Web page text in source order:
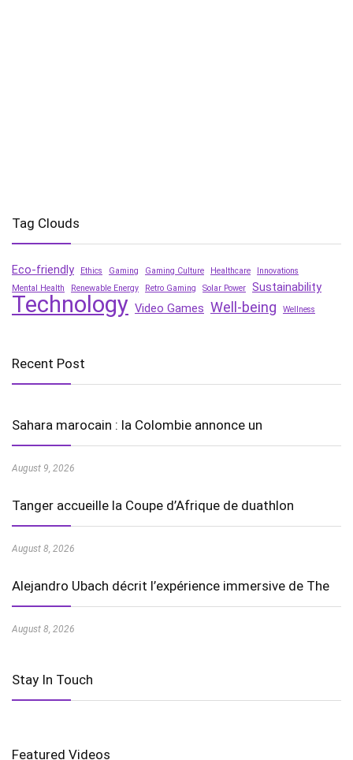
Tag Clouds
Eco-friendly Ethics Gaming Gaming Culture Healthcare
Innovations
Mental Health
Renewable Energy Retro Gaming Solar Power Sustainability
Technology Video Games Well-being Wellness
Recent Post
Sahara marocain : la Colombie annonce un
August 9, 2026
Tanger accueille la Coupe d’Afrique de duathlon
August 8, 2026
Alejandro Ubach décrit l’expérience immersive de The
August 8, 2026
Stay In Touch
Featured Videos